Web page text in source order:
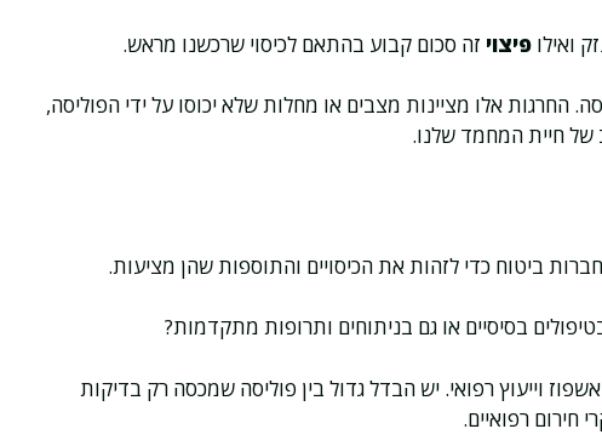
ואילו פיצוי זה סכום קבוע בהתאם לכיסוי שרכשנו מראש.
החרגות אלו מציינות מצבים או מחלות שלא יכוסו על ידי הפוליסה,
של חיית המחמד שלנו.
ביטוח כדי לזהות את הכיסויים והתוספות שהן מציעות.
בסיסיים או גם בניתוחים ותרופות מתקדמות?
אשפוז וייעוץ רפואי. יש הבדל גדול בין פוליסה שמכסה רק בדיקות
חירום רפואיים.